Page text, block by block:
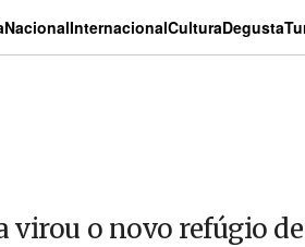
NacionalInternacionalCulturaDegusta
virou o novo refúgio